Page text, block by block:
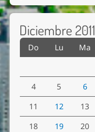
Diciembre 2011
Do Lu Ma
4
5 6
11
12 13
18
19 20